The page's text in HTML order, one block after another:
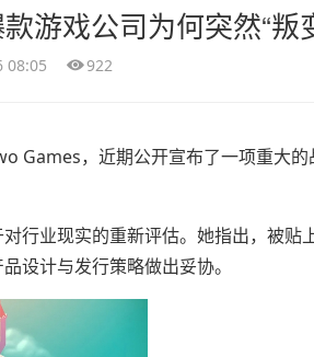
游戏公司为何突然“叛
08:05 922
，近期公开宣布了一项重大的
业现实的重新评估。她指出，被贴
设计与发行策略做出妥协。